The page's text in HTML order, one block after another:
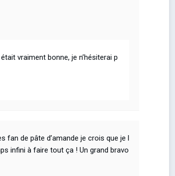
vraiment bonne, je n’hésiterai p
fan de pâte d’amande je crois que je l
infini à faire tout ça ! Un grand bravo